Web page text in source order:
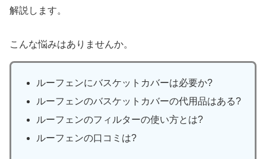
解説します。
こんな悩みはありませんか。
ルーフェンにバスケットカバーは必要か?
ルーフェンのバスケットカバーの代用品はある?
ルーフェンのフィルターの使い方とは?
ルーフェンの口コミは?